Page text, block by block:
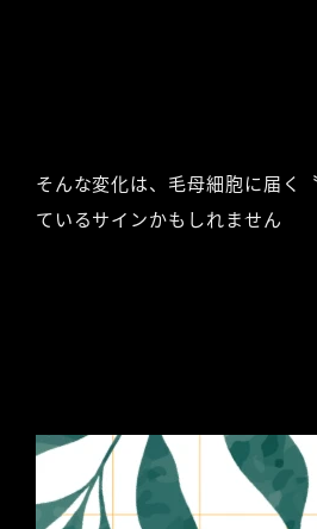
そんな変化は、毛母細胞に届く
ているサインかもしれません